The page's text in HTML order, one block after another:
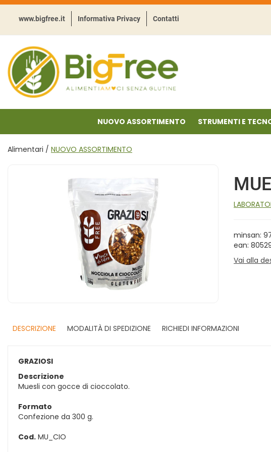
Passa
principale
www.bigfree.it Informativa Privacy Contatti
BigFree
-
Punto
celiachia
NUOVO ASSORTIMENTO STRUMENTI E
Alimentari / NUOVO ASSORTIMENTO
minsan:
ean:
Vai alla
DESCRIZIONE
MODALITÀ DI SPEDIZIONE RICHIEDI INFORMAZIONI
GRAZIOSI
Descrizione
Muesli con gocce di cioccolato.
Formato
Confezione da 300 g.
Cod. MU_CIO